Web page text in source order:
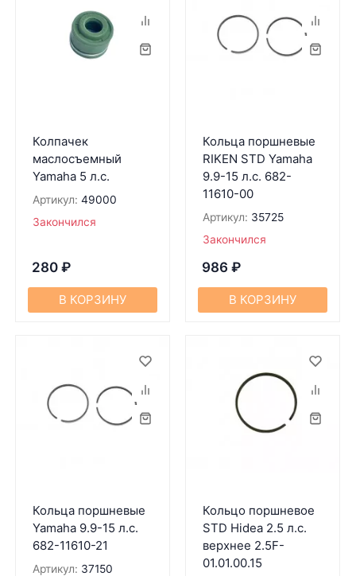
Колпачек
маслосъемный
Yamaha 5 л.с.
Артикул: 49000
Закончился
280 ₽
В КОРЗИНУ
Кольца поршневые
RIKEN STD Yamaha
9.9-15 л.с. 682-
11610-00
Артикул: 35725
Закончился
986 ₽
В КОРЗИНУ
Кольца поршневые
Yamaha 9.9-15 л.с.
682-11610-21
Артикул: 37150
Кольцо поршневое
STD Hidea 2.5 л.с.
верхнее 2.5F-
01.01.00.15